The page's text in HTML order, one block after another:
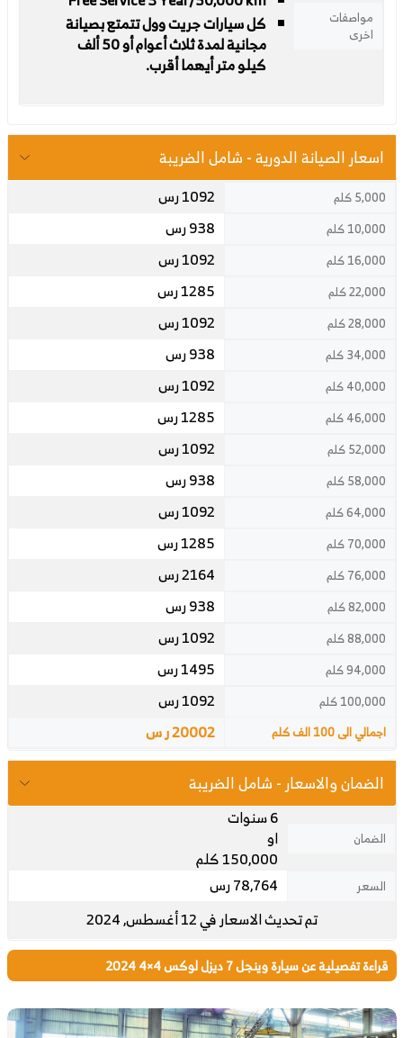
مواصفات
اخرى
كل سيارات جريت وول تتمتع بصيانة
مجانية لمدة ثلاث أعوام أو 50 ألف
كيلو متر أيهما أقرب.
اسعار الصيانة الدورية - شامل الضريبة
5,000 كلم 1092 رس
10,000 كلم 938 رس
16,000 كلم 1092 رس
22,000 كلم 1285 رس
28,000 كلم 1092 رس
34,000 كلم 938 رس
40,000 كلم 1092 رس
46,000 كلم 1285 رس
52,000 كلم 1092 رس
58,000 كلم 938 رس
64,000 كلم 1092 رس
70,000 كلم 1285 رس
76,000 كلم 2164 رس
82,000 كلم 938 رس
88,000 كلم 1092 رس
94,000 كلم 1495 رس
100,000 كلم 1092 رس
اجمالي الى 100 الف كلم 20002 ر س
الضمان والاسعار - شامل الضريبة
الضمان
6 سنوات
او
150,000 كلم
السعر
78,764 رس
تم تحديث الاسعار في 12 أغسطس, 2024
قراءة تفصيلية عن سيارة وينجل 7 ديزل لوكس 4×4 2024